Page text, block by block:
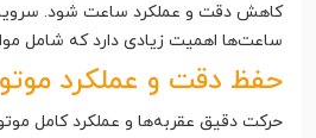
کاهش دقت و عملکرد ساعت شود.
ساعت‌ها اهمیت زیادی دارد که شامل
حفظ دقت و عملکرد
حرکت دقیق عقربه‌ها و عملکرد کامل